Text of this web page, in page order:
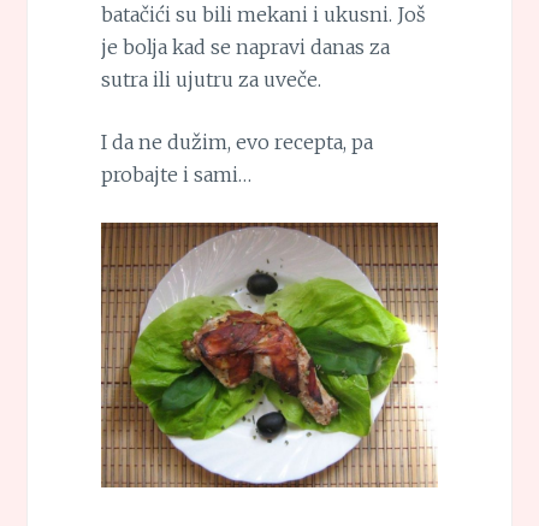
batačići su bili mekani i ukusni. Još
je bolja kad se napravi danas za
sutra ili ujutru za uveče.
I da ne dužim, evo recepta, pa
probajte i sami…